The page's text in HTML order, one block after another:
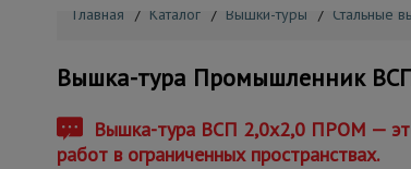
Вышки-туры
Подмости строительные
Сетка, тенты, брезенты
Главная / Каталог / Вышки-туры / Стальные
Вышка-тура Промышленник
Вышка-тура ВСП 2,0x2,0 ПРОМ — это
работ в ограниченных пространствах.